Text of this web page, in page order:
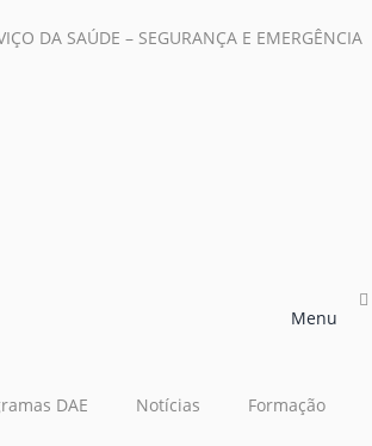
DA SAÚDE – SEGURANÇA E EMERGÊNCIA
Menu
DAE Notícias Formação